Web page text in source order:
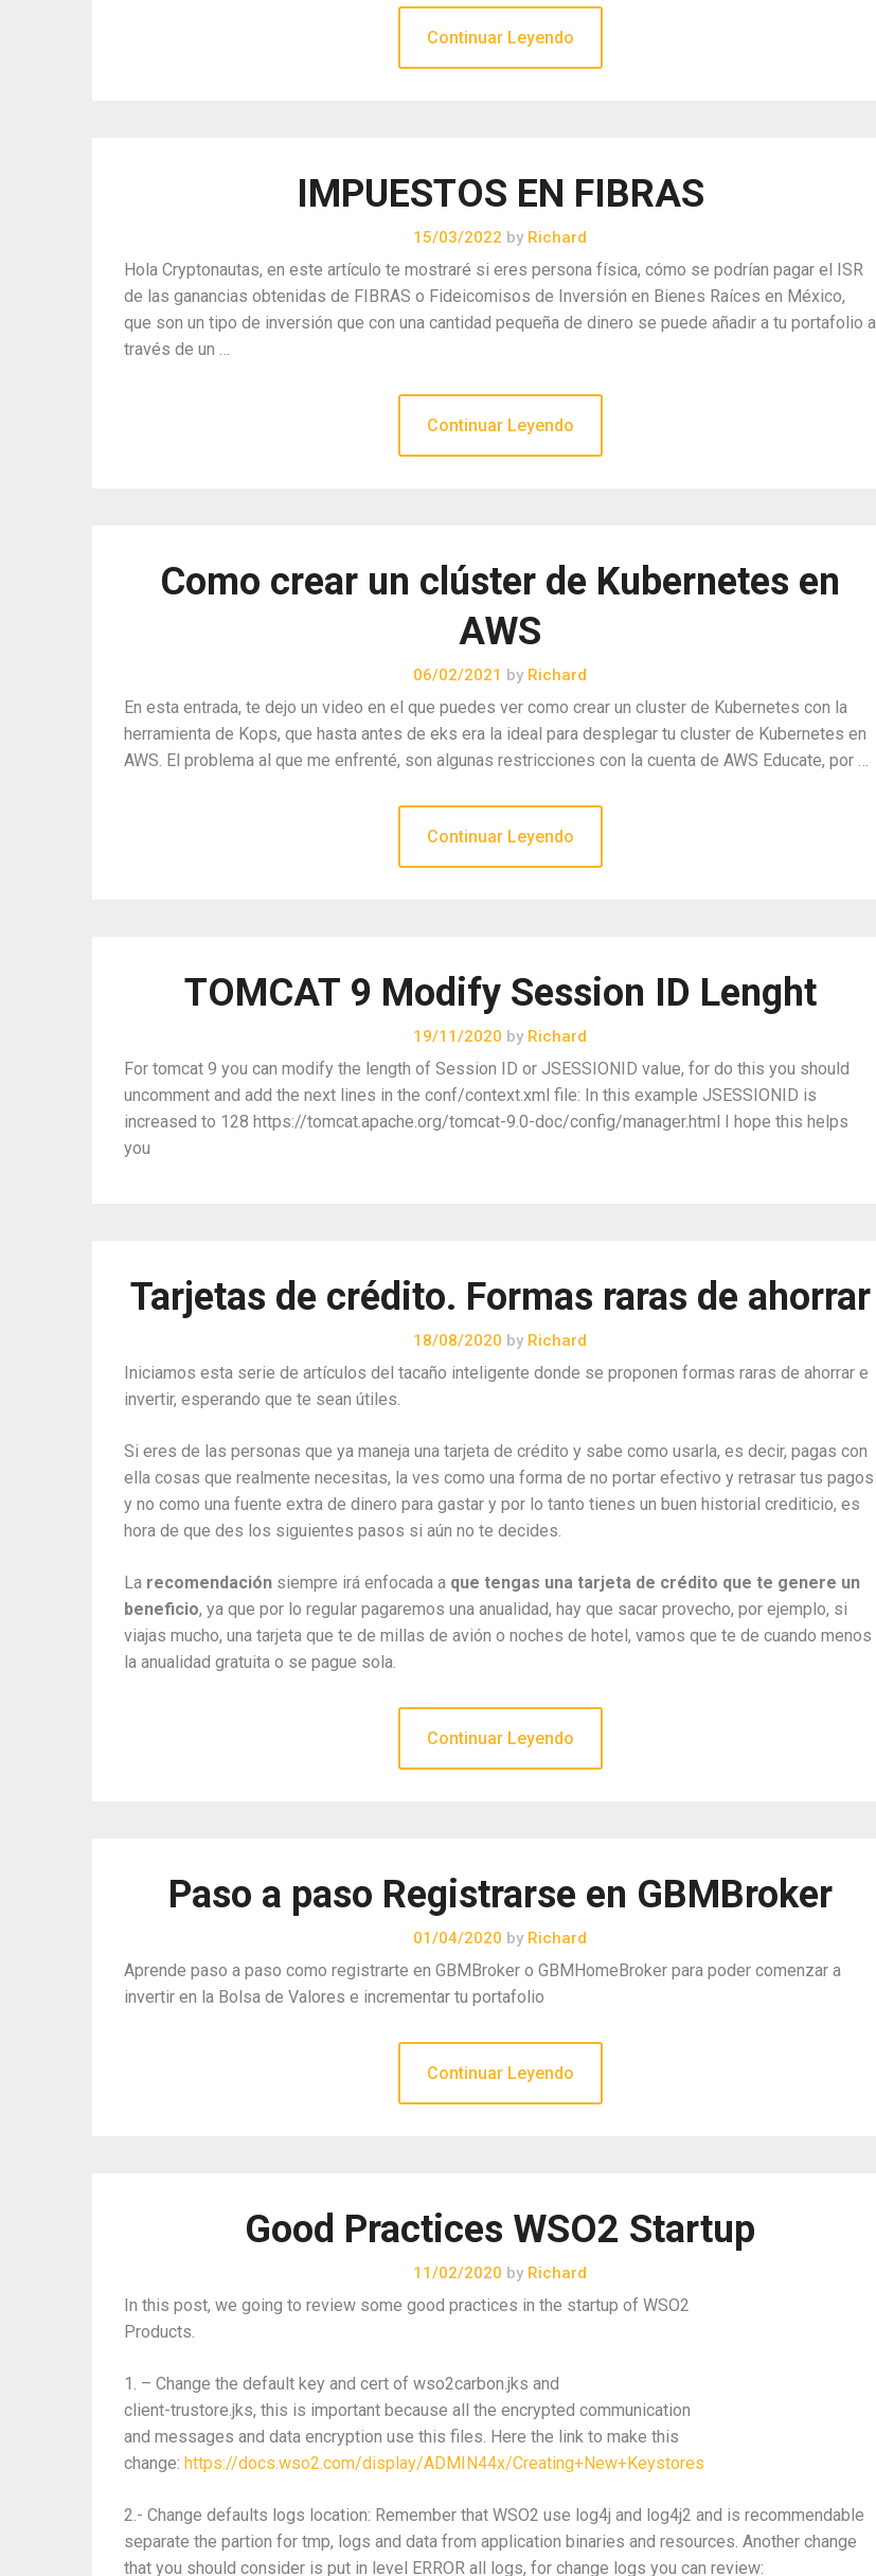
Continuar Leyendo
IMPUESTOS EN FIBRAS
15/03/2022 by Richard
Hola Cryptonautas, en este artículo te mostraré si eres persona física, cómo se podrían pagar el ISR
de las ganancias obtenidas de FIBRAS o Fideicomisos de Inversión en Bienes Raíces en México,
que son un tipo de inversión que con una cantidad pequeña de dinero se puede añadir a tu portafolio a
través de un …
Continuar Leyendo
Como crear un clúster de Kubernetes en
AWS
06/02/2021 by Richard
En esta entrada, te dejo un video en el que puedes ver como crear un cluster de Kubernetes con la
herramienta de Kops, que hasta antes de eks era la ideal para desplegar tu cluster de Kubernetes en
AWS. El problema al que me enfrenté, son algunas restricciones con la cuenta de AWS Educate, por …
Continuar Leyendo
TOMCAT 9 Modify Session ID Lenght
19/11/2020 by Richard
For tomcat 9 you can modify the length of Session ID or JSESSIONID value, for do this you should
uncomment and add the next lines in the conf/context.xml file: In this example JSESSIONID is
increased to 128 https://tomcat.apache.org/tomcat-9.0-doc/config/manager.html I hope this helps
you
Tarjetas de crédito. Formas raras de ahorrar
18/08/2020 by Richard
Iniciamos esta serie de artículos del tacaño inteligente donde se proponen formas raras de ahorrar e
invertir, esperando que te sean útiles.
Si eres de las personas que ya maneja una tarjeta de crédito y sabe como usarla, es decir, pagas con
ella cosas que realmente necesitas, la ves como una forma de no portar efectivo y retrasar tus pagos
y no como una fuente extra de dinero para gastar y por lo tanto tienes un buen historial crediticio, es
hora de que des los siguientes pasos si aún no te decides.
La recomendación siempre irá enfocada a que tengas una tarjeta de crédito que te genere un
beneficio, ya que por lo regular pagaremos una anualidad, hay que sacar provecho, por ejemplo, si
viajas mucho, una tarjeta que te de millas de avión o noches de hotel, vamos que te de cuando menos
la anualidad gratuita o se pague sola.
Continuar Leyendo
Paso a paso Registrarse en GBMBroker
01/04/2020 by Richard
Aprende paso a paso como registrarte en GBMBroker o GBMHomeBroker para poder comenzar a
invertir en la Bolsa de Valores e incrementar tu portafolio
Continuar Leyendo
Good Practices WSO2 Startup
11/02/2020 by Richard
In this post, we going to review some good practices in the startup of WSO2
Products.
1. – Change the default key and cert of wso2carbon.jks and
client-trustore.jks, this is important because all the encrypted communication
and messages and data encryption use this files. Here the link to make this
change: https://docs.wso2.com/display/ADMIN44x/Creating+New+Keystores
2.- Change defaults logs location: Remember that WSO2 use log4j and log4j2 and is recommendable
separate the partion for tmp, logs and data from application binaries and resources. Another change
that you should consider is put in level ERROR all logs, for change logs you can review: